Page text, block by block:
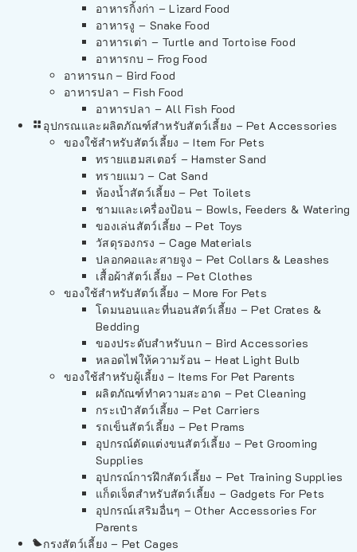
อาหารกิ้งก่า – Lizard Food
อาหารงู – Snake Food
อาหารเต่า – Turtle and Tortoise Food
อาหารกบ – Frog Food
อาหารนก – Bird Food
อาหารปลา – Fish Food
อาหารปลา – All Fish Food
อุปกรณและผลิตภัณฑ์สำหรับสัตว์เลี้ยง – Pet Accessories
ของใช้สำหรับสัตว์เลี้ยง – Item For Pets
ทรายแฮมสเตอร์ – Hamster Sand
ทรายแมว – Cat Sand
ห้องน้ำสัตว์เลี้ยง – Pet Toilets
ชามและเครื่องป้อน – Bowls, Feeders & Watering
ของเล่นสัตว์เลี้ยง – Pet Toys
วัสดุรองกรง – Cage Materials
ปลอกคอและสายจูง – Pet Collars & Leashes
เสื้อผ้าสัตว์เลี้ยง – Pet Clothes
ของใช้สำหรับสัตว์เลี้ยง – More For Pets
โดมนอนและที่นอนสัตว์เลี้ยง – Pet Crates &
Bedding
ของประดับสำหรับนก – Bird Accessories
หลอดไฟให้ความร้อน – Heat Light Bulb
ของใช้สำหรับผู้เลี้ยง – Items For Pet Parents
ผลิตภัณฑ์ทำความสะอาด – Pet Cleaning
กระเป๋าสัตว์เลี้ยง – Pet Carriers
รถเข็นสัตว์เลี้ยง – Pet Prams
อุปกรณ์ตัดแต่งขนสัตว์เลี้ยง – Pet Grooming
Supplies
อุปกรณ์การฝึกสัตว์เลี้ยง – Pet Training Supplies
แก็ดเจ็ตสำหรับสัตว์เลี้ยง – Gadgets For Pets
อุปกรณ์เสริมอื่นๆ – Other Accessories For
Parents
กรงสัตว์เลี้ยง – Pet Cages